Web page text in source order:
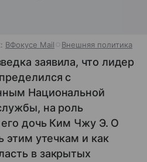
ВФокусе Mail Внешняя политика
заявила, что лидер
с
Национальной
на роль
его дочь Ким Чжу Э. О
этим утечкам и как
в закрытых